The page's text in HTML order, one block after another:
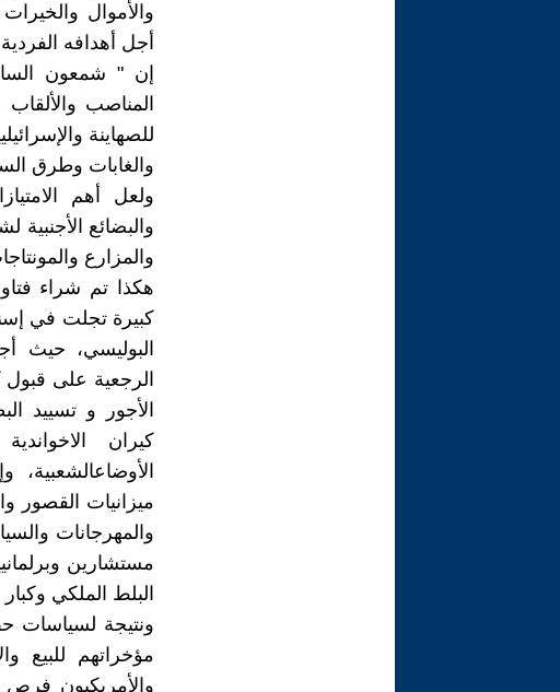
والأموال
أجل أهدافه
إن " شمعون
المناصب
للصهاينة
والغابات وطرق
ولعل أهم
والبضائع
والمزارع
هكذا تم شراء
كبيرة تجلت في
البوليسي، حيث
الرجعية على قبول
الأجور و تسييد
كيران
ميزانيات القصور
والمهرجانات
مستشارين
البلط الملكي
ونتيجة لسياسات
مؤخراتهم للبيع
والأمريكيون